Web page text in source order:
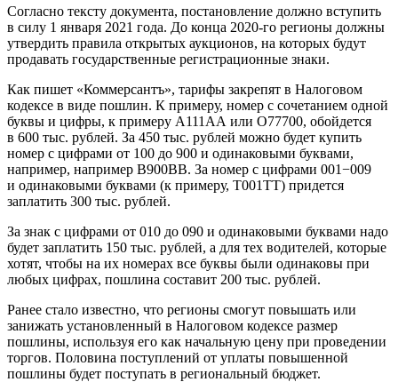
Согласно тексту документа, постановление должно вступить
в силу 1 января 2021 года. До конца 2020-го регионы должны
утвердить правила открытых аукционов, на которых будут
продавать государственные регистрационные знаки.
Как пишет «Коммерсантъ», тарифы закрепят в Налоговом
кодексе в виде пошлин. К примеру, номер с сочетанием одной
буквы и цифры, к примеру А111АА или О77700, обойдется
в 600 тыс. рублей. За 450 тыс. рублей можно будет купить
номер с цифрами от 100 до 900 и одинаковыми буквами,
например, например В900ВВ. За номер с цифрами 001−009
и одинаковыми буквами (к примеру, Т001ТТ) придется
заплатить 300 тыс. рублей.
За знак с цифрами от 010 до 090 и одинаковыми буквами надо
будет заплатить 150 тыс. рублей, а для тех водителей, которые
хотят, чтобы на их номерах все буквы были одинаковы при
любых цифрах, пошлина составит 200 тыс. рублей.
Ранее стало известно, что регионы смогут повышать или
занижать установленный в Налоговом кодексе размер
пошлины, используя его как начальную цену при проведении
торгов. Половина поступлений от уплаты повышенной
пошлины будет поступать в региональный бюджет.